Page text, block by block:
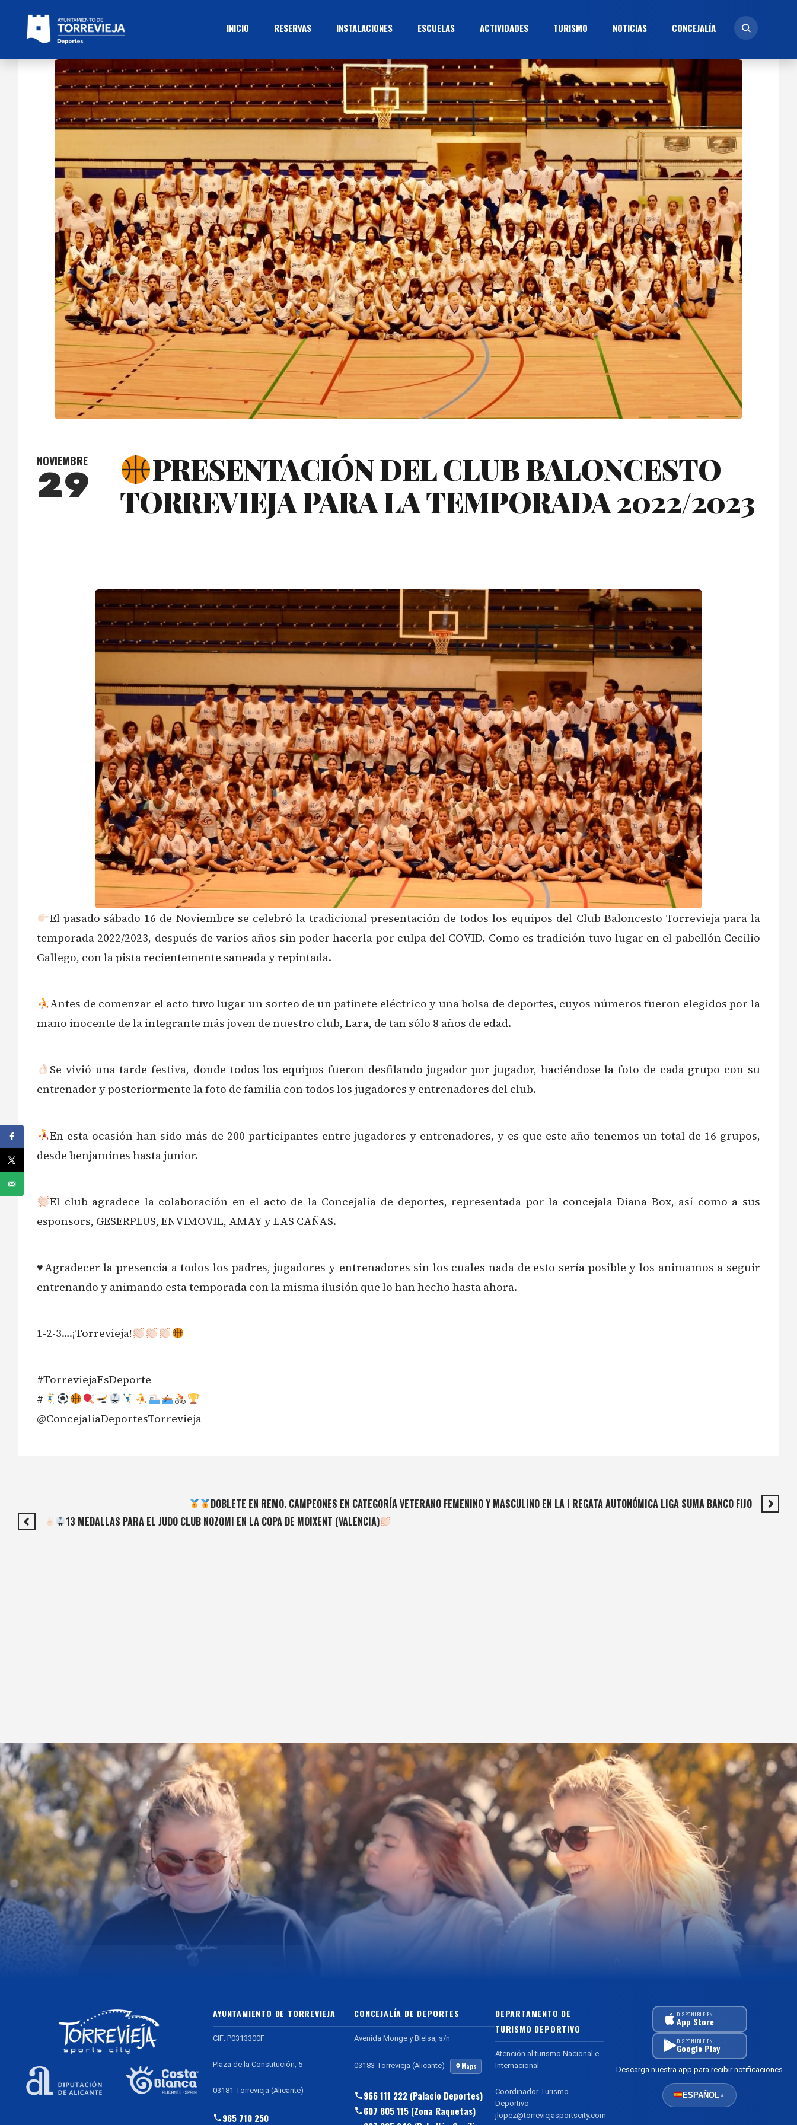
INICIO RESERVAS INSTALACIONES ESCUELAS ACTIVIDADES TURISMO NOTICIAS CONCEJALÍ­A
NOVIEMBRE
29
PRESENTACIÓN DEL CLUB BALONCESTO
TORREVIEJA PARA LA TEMPORADA 2022/2023
El pasado sábado 16 de Noviembre se celebró la tradicional presentación de todos los equipos del Club Baloncesto Torrevieja para la
temporada 2022/2023, después de varios años sin poder hacerla por culpa del COVID. Como es tradición tuvo lugar en el pabellón Cecilio
Gallego, con la pista recientemente saneada y repintada.
Antes de comenzar el acto tuvo lugar un sorteo de un patinete eléctrico y una bolsa de deportes, cuyos números fueron elegidos por la
mano inocente de la integrante más joven de nuestro club, Lara, de tan sólo 8 años de edad.
Se vivió una tarde festiva, donde todos los equipos fueron desfilando jugador por jugador, haciéndose la foto de cada grupo con su
entrenador y posteriormente la foto de familia con todos los jugadores y entrenadores del club.
En esta ocasión han sido más de 200 participantes entre jugadores y entrenadores, y es que este año tenemos un total de 16 grupos,
desde benjamines hasta junior.
El club agradece la colaboración en el acto de la Concejalía de deportes, representada por la concejala Diana Box, así como a sus
esponsors, GESERPLUS, ENVIMOVIL, AMAY y LAS CAÑAS.
♥️Agradecer la presencia a todos los padres, jugadores y entrenadores sin los cuales nada de esto sería posible y los animamos a seguir
entrenando y animando esta temporada con la misma ilusión que lo han hecho hasta ahora.
1-2-3….¡Torrevieja!
#TorreviejaEsDeporte
#
@ConcejalíaDeportesTorrevieja
DOBLETE EN REMO. CAMPEONES EN CATEGORÍA VETERANO FEMENINO Y MASCULINO EN LA I REGATA AUTONÓMICA LIGA SUMA BANCO FIJO
13 MEDALLAS PARA EL JUDO CLUB NOZOMI EN LA COPA DE MOIXENT (VALENCIA)
AYUNTAMIENTO DE TORREVIEJA
CIF: P0313300F
Plaza de la Constitución, 5
03181 Torrevieja (Alicante)
965 710 250
CONCEJALÍA DE DEPORTES
Avenida Monge y Bielsa, s/n
03183 Torrevieja (Alicante) Maps
966 111 222 (Palacio Deportes)
607 805 115 (Zona Raquetas)
DEPARTAMENTO DE
TURISMO DEPORTIVO
Atención al turismo Nacional e
Internacional
Coordinador Turismo
Deportivo
jlopez@torreviejasportscity.com
DISPONIBLE EN
App Store
DISPONIBLE EN
Google Play
Descarga nuestra app para recibir notificaciones
ESPAÑOL▲